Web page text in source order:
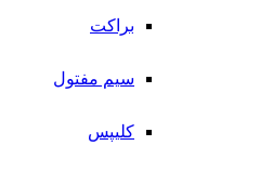
براکت
سیم مفتول
کلیپس